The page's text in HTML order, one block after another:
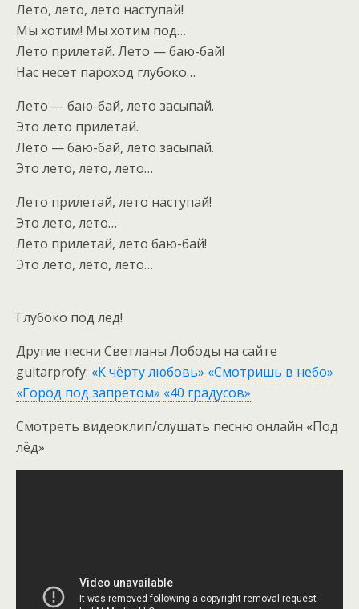
Лето, лето, лето наступай!
Мы хотим! Мы хотим под…
Лето прилетай. Лето — баю-бай!
Нас несет пароход глубоко…
Лето — баю-бай, лето засыпай.
Это лето прилетай.
Лето — баю-бай, лето засыпай.
Это лето, лето, лето…
Лето прилетай, лето наступай!
Это лето, лето…
Лето прилетай, лето баю-бай!
Это лето, лето, лето…
Глубоко под лед!
Другие песни Светланы Лободы на сайте
guitarprofy: «К чёрту любовь» «Смотришь в небо»
«Город под запретом» «40 градусов»
Смотреть видеоклип/слушать песню онлайн «Под
лёд»